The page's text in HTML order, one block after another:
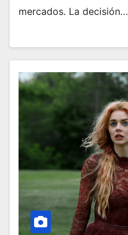
mercados. La decisión…